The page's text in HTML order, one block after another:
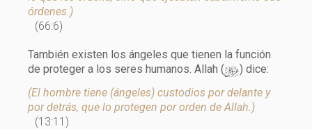
órdenes.)
(66:6)
También existen los ángeles que tienen la función
de proteger a los seres humanos. Allah (y) dice:
(El hombre tiene (ángeles) custodios por delante y
por detrás, que lo protegen por orden de Allah.)
(13:11)